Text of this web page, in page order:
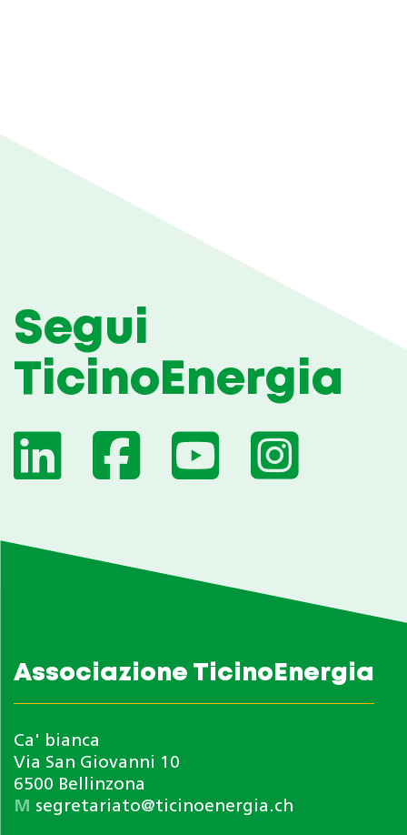
Segui
TicinoEnergia
Associazione TicinoEnergia
Ca' bianca
Via San Giovanni 10
6500 Bellinzona
M segretariato@ticinoenergia.ch